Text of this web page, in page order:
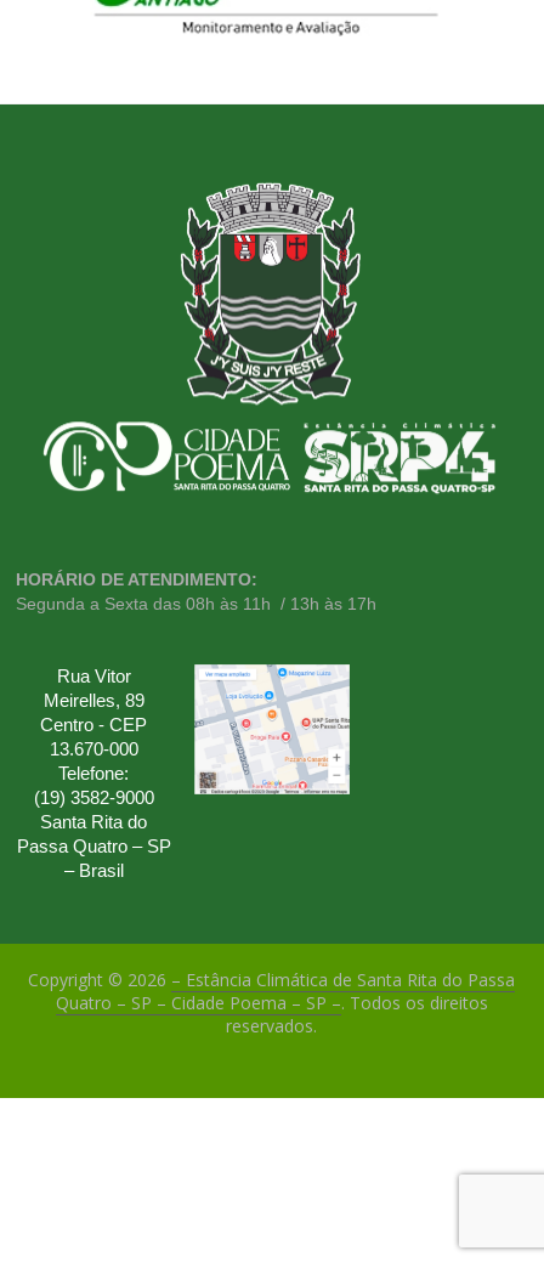
HORÁRIO DE ATENDIMENTO:
Segunda a Sexta das 08h às 11h / 13h às 17h
Rua Vitor
Meirelles, 89
Centro - CEP
13.670-000
Telefone:
(19) 3582-9000
Santa Rita do
Passa Quatro – SP
– Brasil
Copyright © 2026 – Estância Climática de Santa Rita do Passa
Quatro – SP – Cidade Poema – SP –. Todos os direitos
reservados.